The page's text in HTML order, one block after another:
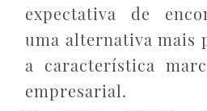
expectativa de
uma alternativa mais
a característica
empresarial.